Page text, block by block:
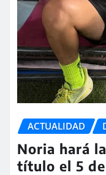
ACTUALIDAD
Noria hará
título el 5